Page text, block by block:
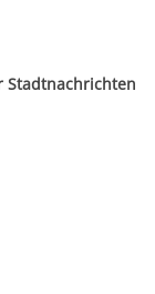
Stadtnachrichten